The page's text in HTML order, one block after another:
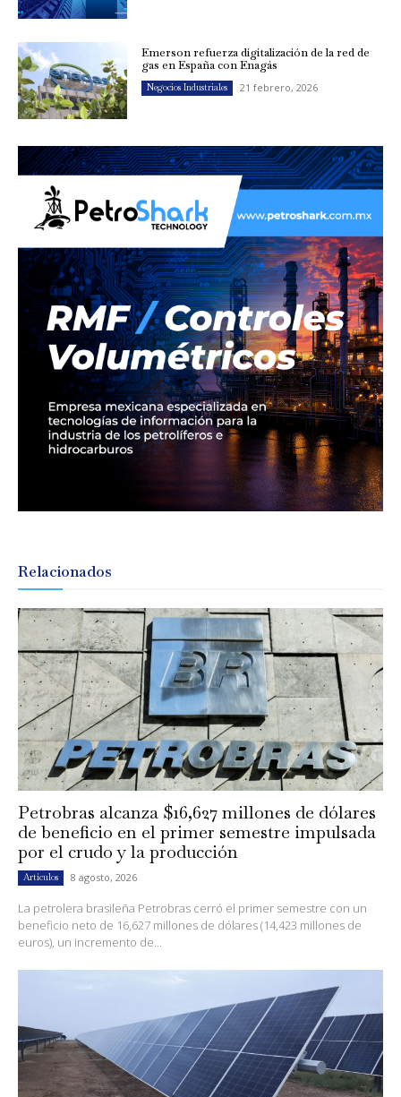
Emerson refuerza digitalización de la red de
gas en España con Enagás
Negocios Industriales 21 febrero, 2026
Relacionados
Petrobras alcanza $16,627 millones de dólares
de beneficio en el primer semestre impulsada
por el crudo y la producción
Artículos 8 agosto, 2026
La petrolera brasileña Petrobras cerró el primer semestre con un
beneficio neto de 16,627 millones de dólares (14,423 millones de
euros), un incremento de...